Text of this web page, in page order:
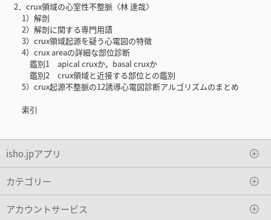
2．crux領域の心室性不整脈〈林 達哉〉
1）解剖
2）解剖に関する専門用語
3）crux領域起源を疑う心電図の特徴
4）crux areaの詳細な部位診断
鑑別1 apical cruxか，basal cruxか
鑑別2 crux領域と近接する部位との鑑別
5）crux起源不整脈の12誘導心電図診断アルゴリズムのまとめ
索引
isho.jpアプリ
カテゴリー
アカウントサービス